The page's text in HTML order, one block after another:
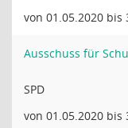
von 01.05.2020 bis
Ausschuss für
SPD
von 01.05.2020 bis